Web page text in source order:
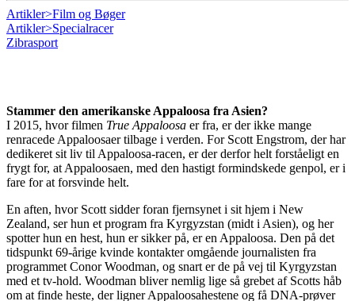
Artikler>Film og Bøger
Artikler>Specialracer
Zibrasport
Stammer den amerikanske Appaloosa fra Asien?
I 2015, hvor filmen True Appaloosa er fra, er der ikke mange
renracede Appaloosaer tilbage i verden. For Scott Engstrom, der har
dedikeret sit liv til Appaloosa-racen, er der derfor helt forståeligt en
frygt for, at Appaloosaen, med den hastigt formindskede genpol, er i
fare for at forsvinde helt.
En aften, hvor Scott sidder foran fjernsynet i sit hjem i New
Zealand, ser hun et program fra Kyrgyzstan (midt i Asien), og her
spotter hun en hest, hun er sikker på, er en Appaloosa. Den på det
tidspunkt 69-årige kvinde kontakter omgående journalisten fra
programmet Conor Woodman, og snart er de på vej til Kyrgyzstan
med et tv-hold. Woodman bliver nemlig lige så grebet af Scotts håb
om at finde heste, der ligner Appaloosahestene og få DNA-prøver